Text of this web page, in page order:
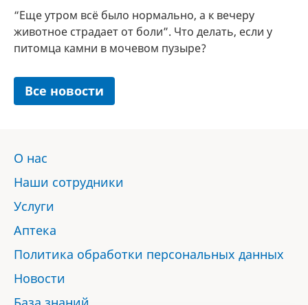
“Еще утром всё было нормально, а к вечеру
животное страдает от боли”. Что делать, если у
питомца камни в мочевом пузыре?
Все новости
О нас
Наши сотрудники
Услуги
Аптека
Политика обработки персональных данных
Новости